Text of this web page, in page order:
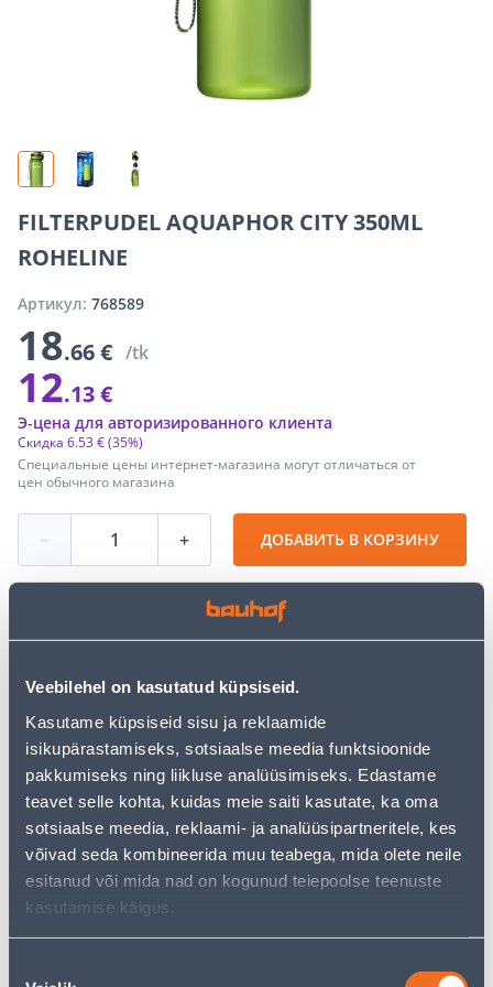
Veebilehel on kasutatud küpsiseid.
Kasutame küpsiseid sisu ja reklaamide
isikupärastamiseks, sotsiaalse meedia funktsioonide
pakkumiseks ning liikluse analüüsimiseks. Edastame
teavet selle kohta, kuidas meie saiti kasutate, ka oma
sotsiaalse meedia, reklaami- ja analüüsipartneritele, kes
võivad seda kombineerida muu teabega, mida olete neile
esitanud või mida nad on kogunud teiepoolse teenuste
kasutamise käigus.
FILTERPUDEL AQUAPHOR CITY 350ML
ROHELINE
Артикул: 768589
18.66 € /tk
12.13 €
Специальные цены интернет-магазина могут отличаться от
цен обычного магазина
Скидка 6.53 €(35%)
Э-цена для авторизированного клиента
− + ДОБАВИТЬ В КОРЗИНУ
• Stiilne ja korduvkasutatav joogipudel, mis tagab sulle
värske ja puhta vee igal hetkel.
• Integreeritud filter eemaldab kraaniveest kloori,
raskmetallid, ebameeldiva lõhna ja maitse, parandades
joogivee kvaliteeti kõikjal, kus viibid.
• Valmistatud BPA-vabast materjalist, mis on ohutu nii
täiskasvanutele kui ka lastele.
• Maht on 350 ml.
• 14-päevane tagastusõigus.